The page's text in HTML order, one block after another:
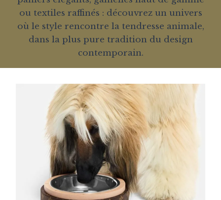
ou textiles raffinés : découvrez un univers
où le style rencontre la tendresse animale,
dans la plus pure tradition du design
contemporain.